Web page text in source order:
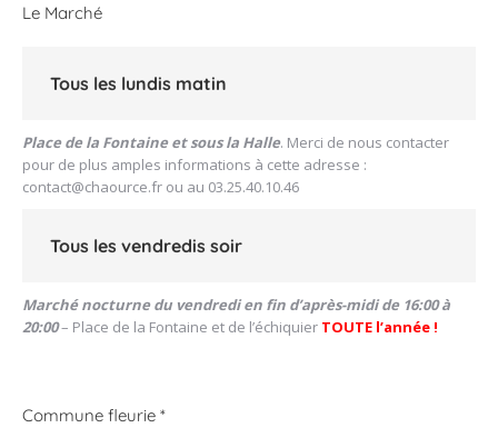
Le Marché
Tous les lundis matin
Place de la Fontaine et sous la Halle. Merci de nous contacter
pour de plus amples informations à cette adresse :
contact@chaource.fr ou au 03.25.40.10.46
Tous les vendredis soir
Marché nocturne du vendredi en fin d’après-midi de 16:00 à
20:00– Place de la Fontaine et de l’échiquier TOUTE l’année !
Commune fleurie *